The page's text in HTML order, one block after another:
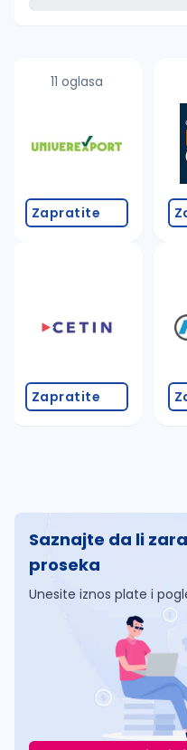
proverite
povećajte radijus
promenite
11 oglasa
Zapratite
Zapratite
Saznajte da li
proseka
Unesite iznos plate i